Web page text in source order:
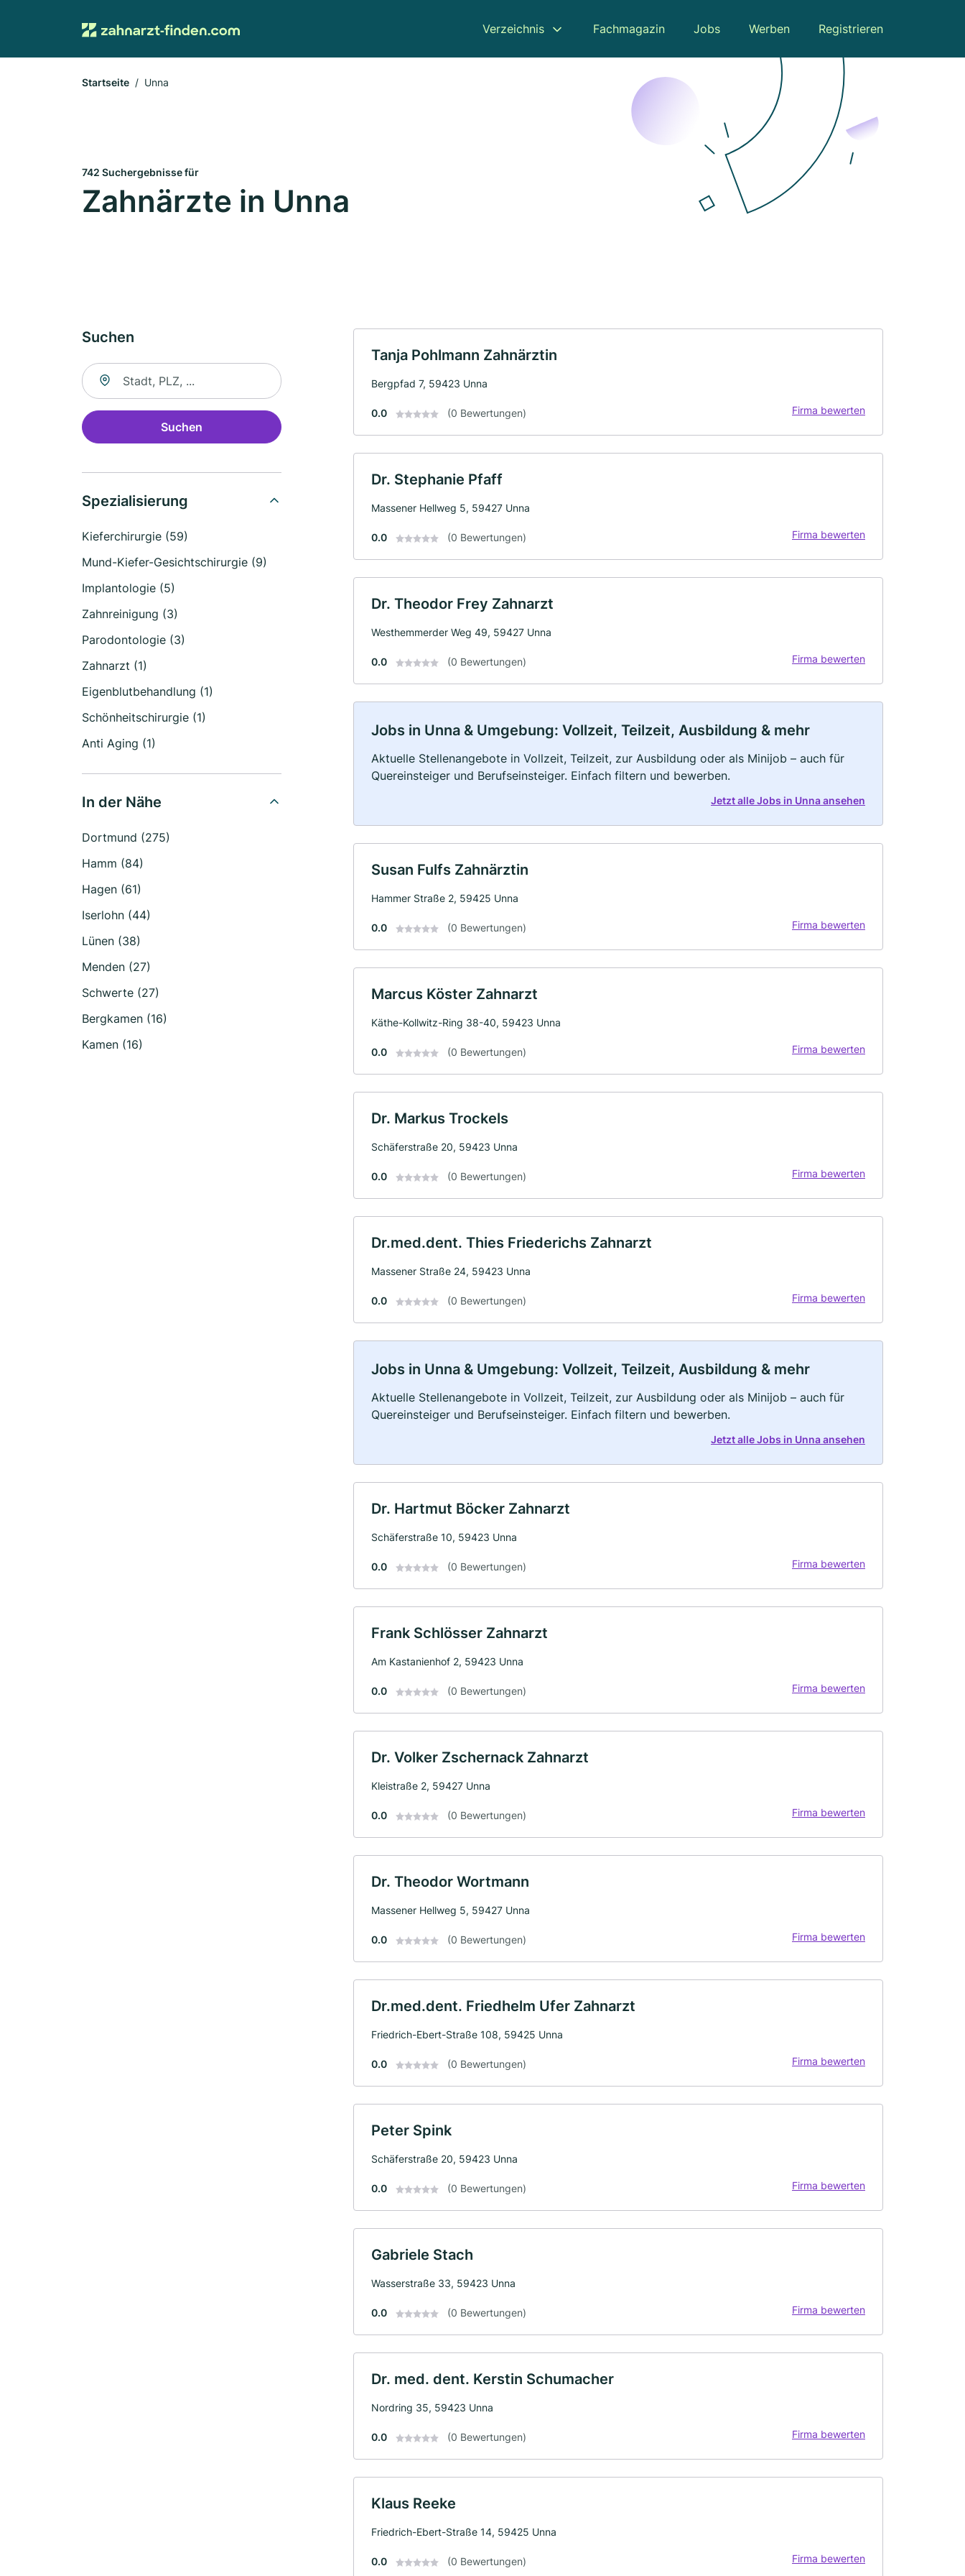
Verzeichnis Fachmagazin Jobs Werben Registrieren
Startseite Unna
742 Suchergebnisse für
Zahnärzte in Unna
Suchen
Suche nach Ort
Suchen
Spezialisierung
Kieferchirurgie (59)
Mund-Kiefer-Gesichtschirurgie (9)
Implantologie (5)
Zahnreinigung (3)
Parodontologie (3)
Zahnarzt (1)
Eigenblutbehandlung (1)
Schönheitschirurgie (1)
Anti Aging (1)
In der Nähe
Dortmund (275)
Hamm (84)
Hagen (61)
Iserlohn (44)
Lünen (38)
Menden (27)
Schwerte (27)
Bergkamen (16)
Kamen (16)
Tanja Pohlmann Zahnärztin
Bergpfad 7, 59423 Unna
0.0 (0 Bewertungen) Firma bewerten
Dr. Stephanie Pfaff
Massener Hellweg 5, 59427 Unna
0.0 (0 Bewertungen) Firma bewerten
Dr. Theodor Frey Zahnarzt
Westhemmerder Weg 49, 59427 Unna
0.0 (0 Bewertungen) Firma bewerten
Jobs in Unna & Umgebung: Vollzeit, Teilzeit, Ausbildung & mehr
Aktuelle Stellenangebote in Vollzeit, Teilzeit, zur Ausbildung oder als Minijob – auch für
Quereinsteiger und Berufseinsteiger. Einfach filtern und bewerben.
Jetzt alle Jobs in Unna ansehen
Susan Fulfs Zahnärztin
Hammer Straße 2, 59425 Unna
0.0 (0 Bewertungen) Firma bewerten
Marcus Köster Zahnarzt
Käthe-Kollwitz-Ring 38-40, 59423 Unna
0.0 (0 Bewertungen) Firma bewerten
Dr. Markus Trockels
Schäferstraße 20, 59423 Unna
0.0 (0 Bewertungen) Firma bewerten
Dr.med.dent. Thies Friederichs Zahnarzt
Massener Straße 24, 59423 Unna
0.0 (0 Bewertungen) Firma bewerten
Jobs in Unna & Umgebung: Vollzeit, Teilzeit, Ausbildung & mehr
Aktuelle Stellenangebote in Vollzeit, Teilzeit, zur Ausbildung oder als Minijob – auch für
Quereinsteiger und Berufseinsteiger. Einfach filtern und bewerben.
Jetzt alle Jobs in Unna ansehen
Dr. Hartmut Böcker Zahnarzt
Schäferstraße 10, 59423 Unna
0.0 (0 Bewertungen) Firma bewerten
Frank Schlösser Zahnarzt
Am Kastanienhof 2, 59423 Unna
0.0 (0 Bewertungen) Firma bewerten
Dr. Volker Zschernack Zahnarzt
Kleistraße 2, 59427 Unna
0.0 (0 Bewertungen) Firma bewerten
Dr. Theodor Wortmann
Massener Hellweg 5, 59427 Unna
0.0 (0 Bewertungen) Firma bewerten
Dr.med.dent. Friedhelm Ufer Zahnarzt
Friedrich-Ebert-Straße 108, 59425 Unna
0.0 (0 Bewertungen) Firma bewerten
Peter Spink
Schäferstraße 20, 59423 Unna
0.0 (0 Bewertungen) Firma bewerten
Gabriele Stach
Wasserstraße 33, 59423 Unna
0.0 (0 Bewertungen) Firma bewerten
Dr. med. dent. Kerstin Schumacher
Nordring 35, 59423 Unna
0.0 (0 Bewertungen) Firma bewerten
Klaus Reeke
Friedrich-Ebert-Straße 14, 59425 Unna
0.0 (0 Bewertungen) Firma bewerten